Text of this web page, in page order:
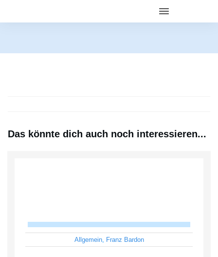
Das könnte dich auch noch interessieren...
Allgemein, Franz Bardon